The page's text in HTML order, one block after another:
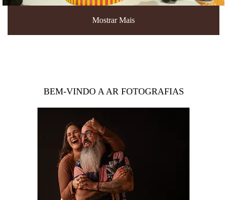
Mostrar Mais
BEM-VINDO A AR FOTOGRAFIAS